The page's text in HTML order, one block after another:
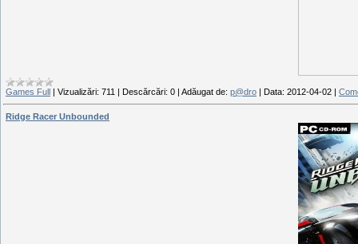
Games Full | Vizualizări: 711 | Descărcări: 0 | Adăugat de: p@dro | Data: 2012-04-02 |
Ridge Racer Unbounded